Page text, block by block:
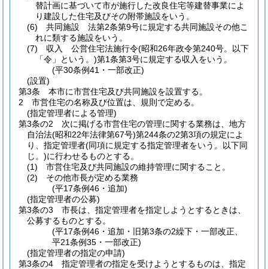
替計画に基づいて市が施行した改良住宅等建替事業によ
り建設した住宅及びその附帯施設をいう。
(6)
共同施設 法第2条第9号に規定する共同施設その他こ
れに類する施設をいう。
(7)
収入 公営住宅法施行令(昭和26年政令第240号。以下
「令」という。)第1条第3号に規定する収入をいう。
(平30条例41・一部改正)
(設置)
第3条
本市に市営住宅及び共同施設を設置する。
2
市営住宅の名称及び位置は、規則で定める。
(指定管理者による管理)
第3条の2
次に掲げる市営住宅の管理に関する業務は、地方
自治法(昭和22年法律第67号)第244条の2第3項の規定によ
り、指定管理者(同項に規定する指定管理者をいう。以下同
じ。)に行わせるものとする。
(1)
市営住宅及び共同施設の維持管理に関すること。
(2)
その他市長が定める業務
(平17条例46・追加)
(指定管理者の公募)
第3条の3
市長は、指定管理者を指定しようとするときは、
公募するものとする。
(平17条例46・追加・旧第3条の2繰下・一部改正、
平21条例35・一部改正)
(指定管理者の指定の申請)
第3条の4
指定管理者の指定を受けようとするものは、指定